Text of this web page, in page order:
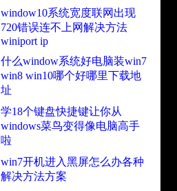
window10系统宽度联网出现
720错误连不上网解决方法
winiport ip
什么window系统好电脑装win7
win8 win10哪个好哪里下载地
址
学18个键盘快捷键让你从
windows菜鸟变得像电脑高手
啦
win7开机进入黑屏怎么办各种
解决方法方案